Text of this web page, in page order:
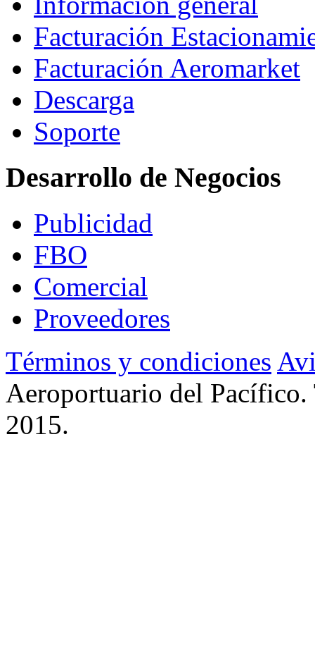
Facturación
Facturación Aeromarket
Descarga
Soporte
Desarrollo de Negocios
Publicidad
FBO
Comercial
Proveedores
Términos y condiciones
Aeroportuario del Pacífico.
2015.